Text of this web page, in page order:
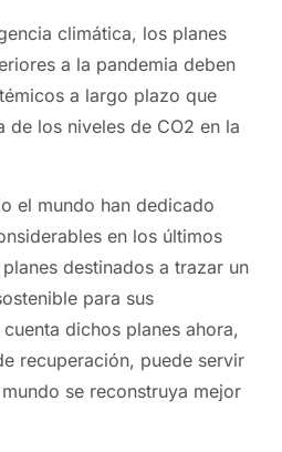
climática, los planes
a la pandemia deben
a largo plazo que
de los niveles de CO2 en la
el mundo han dedicado
en los últimos
destinados a trazar un
para sus
dichos planes ahora,
recuperación, puede servir
se reconstruya mejor